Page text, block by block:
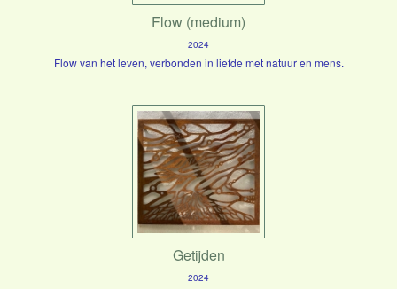
Flow (medium)
2024
Flow van het leven, verbonden in liefde met natuur en mens.
Getijden
2024